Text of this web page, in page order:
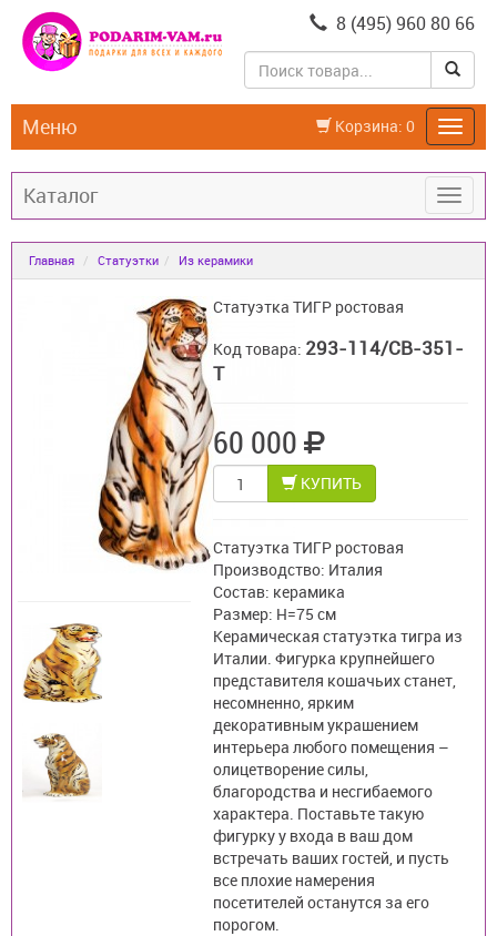
8 (495) 960 80 66
Корзина: 0
Меню
Каталог
Главная Статуэтки Из керамики
Статуэтка ТИГР ростовая
Код товара: 293-114/CB-351-
T
60 000
КУПИТЬ
Статуэтка ТИГР ростовая
Производство: Италия
Состав: керамика
Размер: H=75 см
Керамическая статуэтка тигра из
Италии. Фигурка крупнейшего
представителя кошачьих станет,
несомненно, ярким
декоративным украшением
интерьера любого помещения –
олицетворение силы,
благородства и несгибаемого
характера. Поставьте такую
фигурку у входа в ваш дом
встречать ваших гостей, и пусть
все плохие намерения
посетителей останутся за его
порогом.